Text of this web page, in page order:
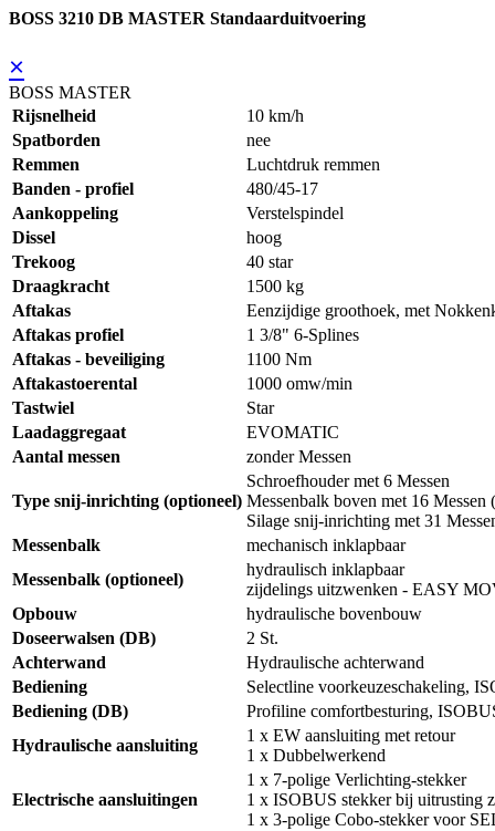
BOSS 3210 DB MASTER Standaarduitvoering
×
BOSS MASTER
Rijsnelheid
10 km/h
Spatborden
nee
Remmen
Luchtdruk remmen
Banden - profiel
480/45-17
Aankoppeling
Verstelspindel
Dissel
hoog
Trekoog
40 star
Draagkracht
1500 kg
Aftakas
Eenzijdige groothoek, met
Aftakas profiel
1 3/8" 6-Splines
Aftakas - beveiliging
1100 Nm
Aftakastoerental
1000 omw/min
Tastwiel
Star
Laadaggregaat
EVOMATIC
Aantal messen
zonder Messen
Type snij-inrichting (optioneel)
Schroefhouder met 6 Messen
Messenbalk boven met 16
Silage snij-inrichting met 31
Messenbalk
mechanisch inklapbaar
Messenbalk (optioneel)
hydraulisch inklapbaar
zijdelings uitzwenken - EASY
Opbouw
hydraulische bovenbouw
Doseerwalsen (DB)
2 St.
Achterwand
Hydraulische achterwand
Bediening
Selectline voorkeuzeschakeling,
Bediening (DB)
Profiline comfortbesturing,
Hydraulische aansluiting
1 x EW aansluiting met retour
1 x Dubbelwerkend
Electrische aansluitingen
1 x 7-polige Verlichting-stekker
1 x ISOBUS stekker bij uitrusting
1 x 3-polige Cobo-stekker voor